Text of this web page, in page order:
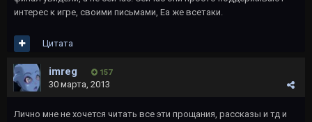
интерес к игре, своими письмами, Еа же всетаки.
Цитата
imreg 157
30 марта, 2013
Лично мне не хочется читать все эти прощания, рассказы и тд и